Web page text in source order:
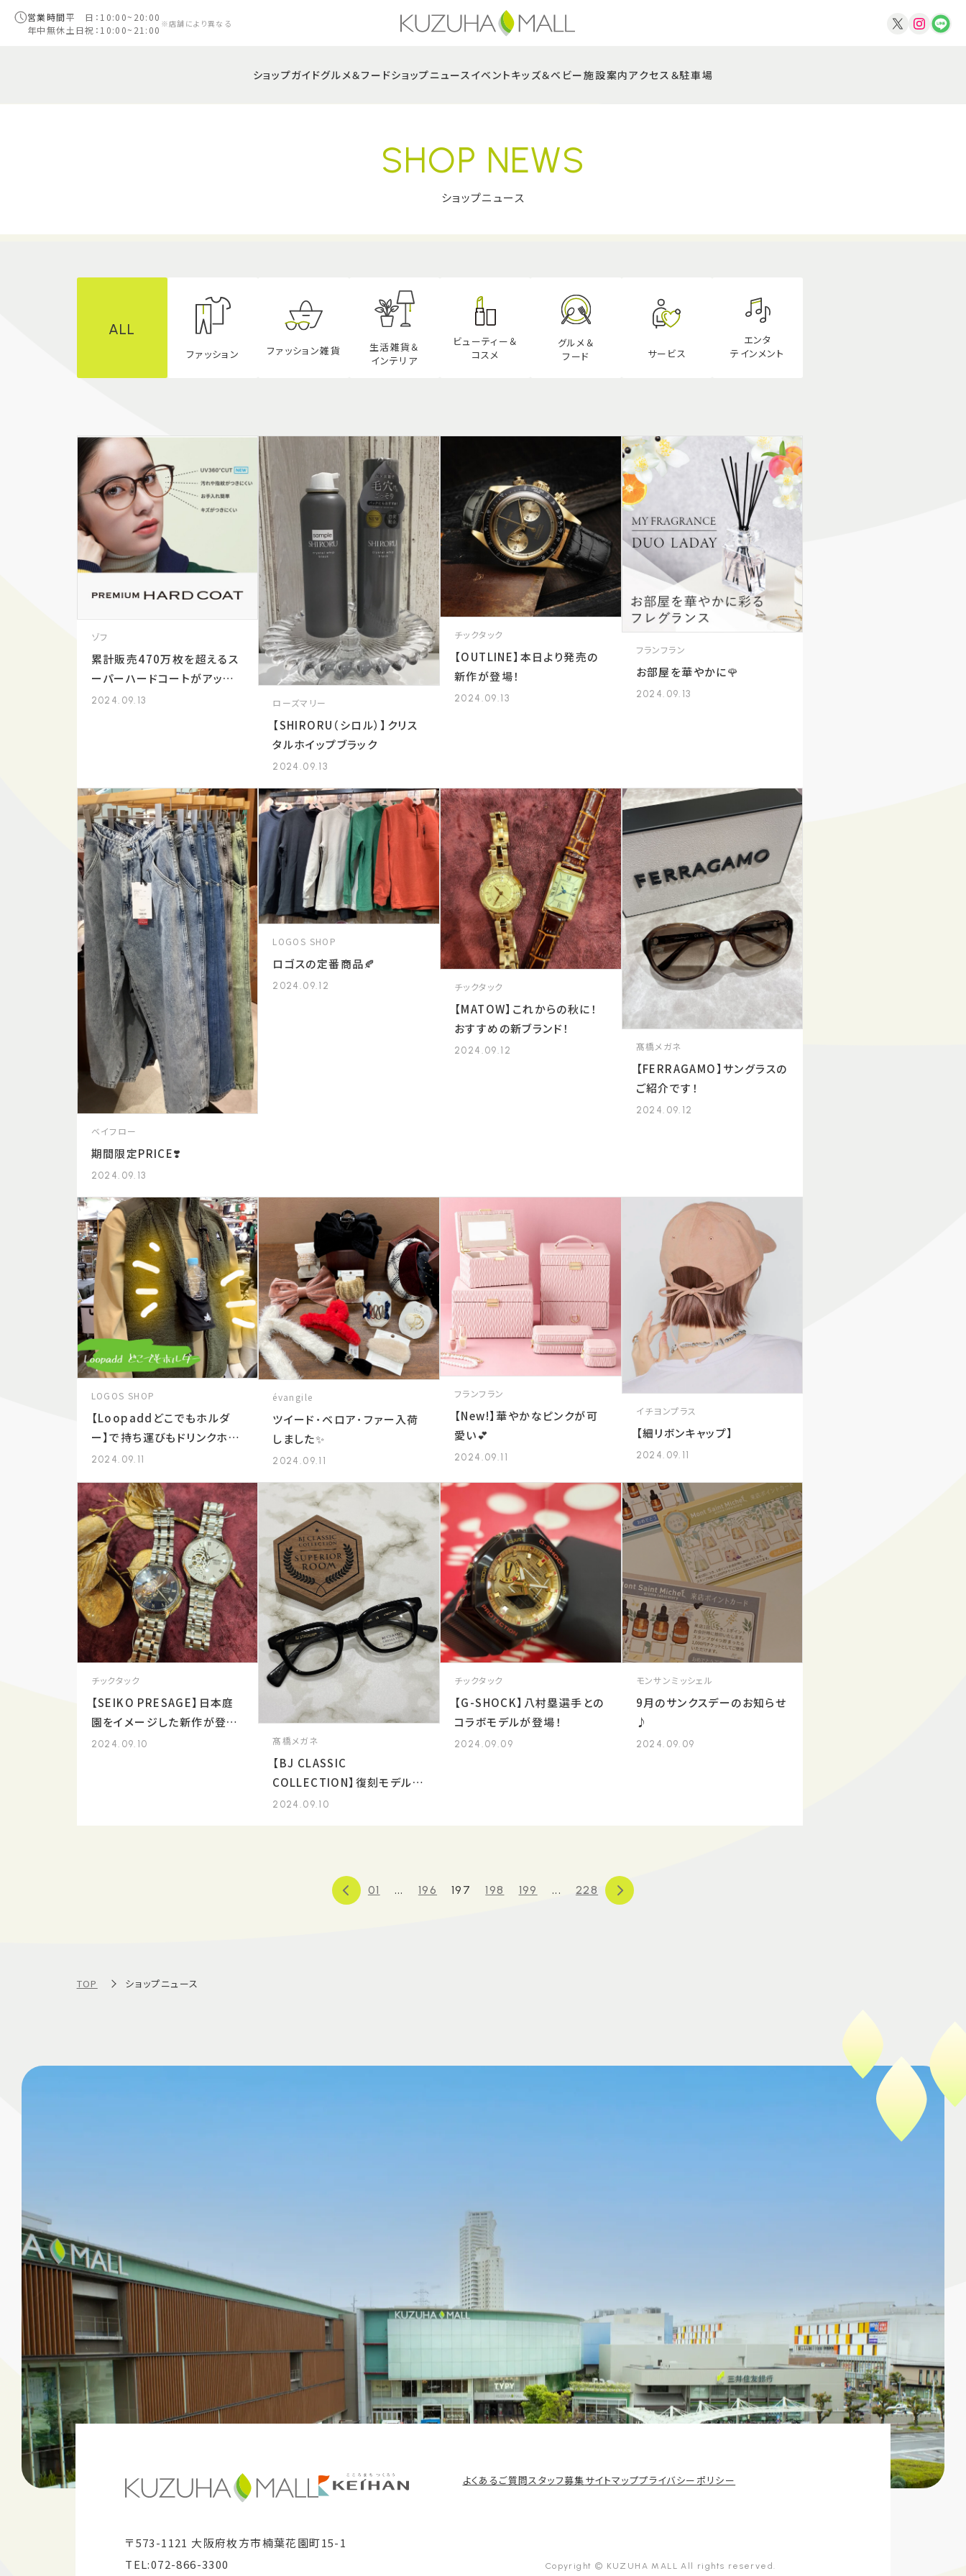
営業時間平 日：10:00~20:00
年中無休土日祝：10:00~21:00 ※店舗により異なる
ショップガイドグルメ＆フードショップニュース イベントキッズ＆ベビー施設案内アクセス＆駐車場
SHOP NEWS
ショップニュース
ALL
ファッション ファッション雑貨
生活雑貨＆
インテリア
ビューティー ＆
コスメ
グルメ＆
フード
サービス
エンタ
テインメント
ゾフ
累計販売470万枚を超えるス
ーパーハードコートがアップ
グレード！レンズ裏面から反射
2024.09.13 ローズマリー
【SHIRORU（シロル）】クリス
タルホイップブラック
2024.09.13
チックタック
【OUTLINE】本日より発売の
新作が登場！
2024.09.13
フランフラン
お部屋を華やかに🌹
2024.09.13
ベイフロー
期間限定PRICE❣️
2024.09.13
LOGOS SHOP
ロゴスの定番商品🍂
2024.09.12 チックタック
【MATOW】これからの秋に！
おすすめの新ブランド！
2024.09.12 髙橋メガネ
【FERRAGAMO】サングラスの
ご紹介です！
2024.09.12
LOGOS SHOP
【Loopaddどこでもホルダ
ー】で持ち運びもドリンクホル
ダーにも
2024.09.11
évangile
ツイード･ベロア･ファー入荷
しました✨
2024.09.11
フランフラン
【New!】華やかなピンクが可
愛い💕
2024.09.11
イチヨンプラス
【細リボンキャップ】
2024.09.11
チックタック
【SEIKO PRESAGE】日本庭
園をイメージした新作が登
場！
2024.09.10 髙橋メガネ
【BJ CLASSIC
COLLECTION】復刻モデルの
ご紹介！
2024.09.10
チックタック
【G-SHOCK】八村塁選手との
コラボモデルが登場！
2024.09.09
モンサンミッシェル
9月のサンクスデーのお知らせ
♪
2024.09.09
01 ... 196 197 198 199 ... 228
TOP ショップニュース
〒573-1121 大阪府枚方市楠葉花園町15-1
TEL:072-866-3300
よくあるご質問スタッフ募集サイトマッププライバシーポリシー
Copyright © KUZUHA MALL All rights reserved.